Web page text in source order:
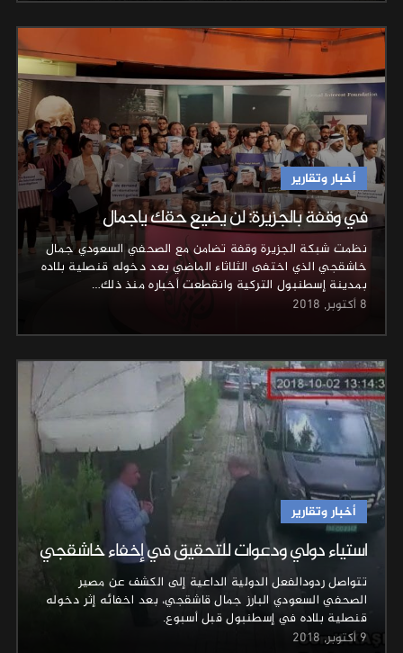
أخبار وتقارير
في وقفة بالجزيرة: لن يضيع حقك ياجمال
نظمت شبكة الجزيرة وقفة تضامن مع الصحفي السعودي جمال
خاشقجي الذي اختفى الثلاثاء الماضي بعد دخوله قنصلية بلاده
بمدينة إسطنبول التركية وانقطعت أخباره منذ ذلك…
8 أكتوبر, 2018
أخبار وتقارير
استياء دولي ودعوات للتحقيق في إخفاء خاشقجي
تتواصل ردودالفعل الدولية الداعية إلى الكشف عن مصير
الصحفي السعودي البارز جمال قاشقجي، بعد اخفائه إثر دخوله
قنصلية بلاده في إسطنبول قبل أسبوع.
9 أكتوبر, 2018